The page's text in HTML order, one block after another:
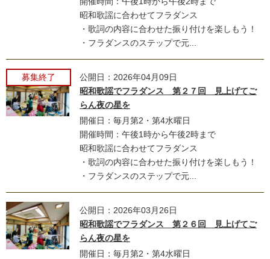
昭和歌謡に合わせてフラダンス
・歌詞の内容に合わせた振り付けを楽しもう！
・フラダンスのステップで元...
募集終了
公開日：2026年04月09日
昭和歌謡でフラダンス 第２７回 見上げてご
らん夜の星を
開催日：毎月第2・第4水曜日
開催時間：午後1時から午後2時まで
昭和歌謡に合わせてフラダンス
・歌詞の内容に合わせた振り付けを楽しもう！
・フラダンスのステップで元...
公開日：2026年03月26日
昭和歌謡でフラダンス 第２６回 見上げてご
らん夜の星を
開催日：毎月第2・第4水曜日